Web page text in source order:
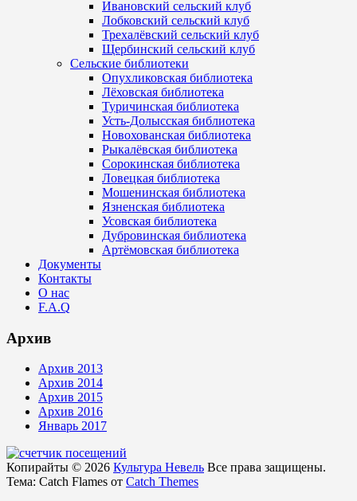
Ивановский сельский клуб
Лобковский сельский клуб
Трехалёвский сельский клуб
Щербинский сельский клуб
Сельские библиотеки
Опухликовская библиотека
Лёховская библиотека
Туричинская библиотека
Усть-Долысская библиотека
Новохованская библиотека
Рыкалёвская библиотека
Сорокинская библиотека
Ловецкая библиотека
Мошенинская библиотека
Язненская библиотека
Усовская библиотека
Дубровинская библиотека
Артёмовская библиотека
Документы
Контакты
О нас
F.A.Q
Архив
Архив 2013
Архив 2014
Архив 2015
Архив 2016
Январь 2017
Копирайты © 2026 Культура Невель Все права защищены.
Тема: Catch Flames от Catch Themes